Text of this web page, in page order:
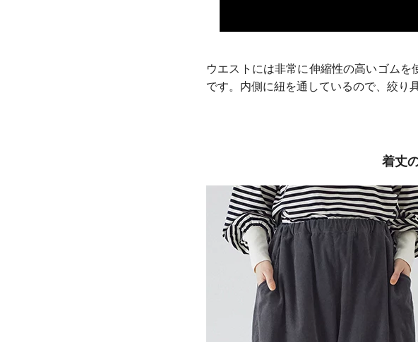
ウエストには非常に伸縮性の高いゴム
です。内側に紐を通しているので、絞り
着丈